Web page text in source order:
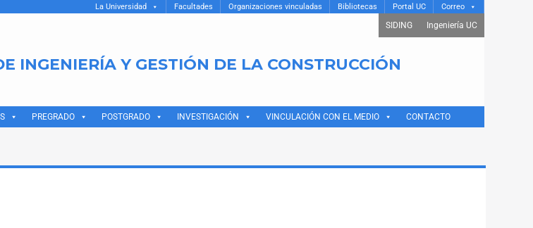
La Universidad Facultades Organizaciones vinculadas Bibliotecas Portal UC Correo
SIDING Ingeniería UC
INGENIERÍA Y GESTIÓN DE LA CONSTRUCCIÓN
PREGRADO POSTGRADO INVESTIGACIÓN VINCULACIÓN CON EL MEDIO CONTACTO